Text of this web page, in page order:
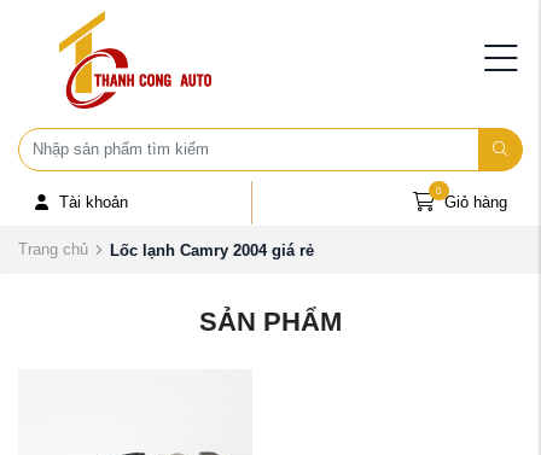
Tài khoản Giỏ hàng
0
Trang chủ Lốc lạnh Camry 2004 giá rẻ
SẢN PHẨM